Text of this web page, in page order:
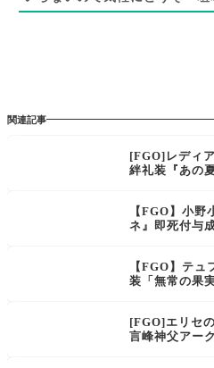
関連記事
[FGO]レディ
絆礼装『あの
【FGO】小
ネ』即死付与
とに一役買っ
【FGO】テ
装「無常の果
[FGO]エリセ
言峰神父アー